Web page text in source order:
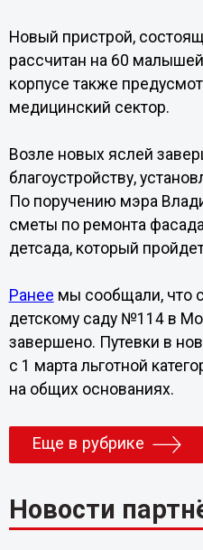
Новый пристрой,
рассчитан на 60
корпусе также
медицинский сектор.
Возле новых яслей
благоустройству,
По поручению мэра
сметы по ремонта
детсада, который
Ранее мы сообщали, что
детскому саду №114 в
завершено. Путевки в
с 1 марта льготной
на общих основаниях.
Еще в рубрике
Новости